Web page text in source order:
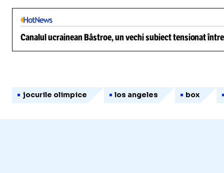
Canalul ucrainean Bâstroe, un vechi subiect tensionat
jocurile olimpice los angeles box